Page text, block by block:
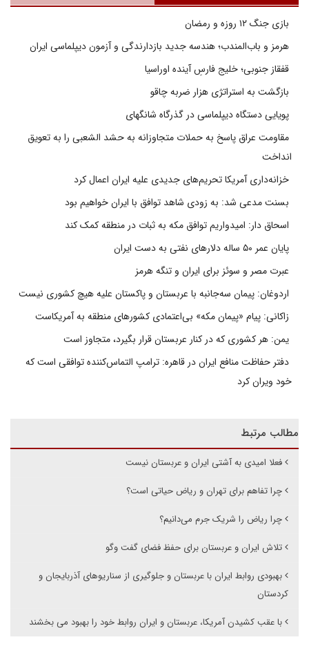
بازی جنگ ۱۲ روزه و رمضان
هرمز و باب‌المندب؛ هندسه جدید بازدارندگی و آزمون دیپلماسی ایران
قفقاز جنوبی؛ خلیج فارسِ آینده اوراسیا
بازگشت به استراتژی هزار ضربه چاقو
پویایی دستگاه دیپلماسی در گذرگاه شانگهای
مقاومت عراق پاسخ به حملات متجاوزانه به حشد الشعبی را به تعویق
انداخت
خزانه‌داری آمریکا تحریم‌های جدیدی علیه ایران اعمال کرد
بسنت مدعی شد: به زودی شاهد توافق با ایران خواهیم بود
اسحاق دار: امیدواریم توافق مکه به ثبات در منطقه کمک کند
پایان عمر ۵۰ ساله دلارهای نفتی به دست ایران
عبرت مصر و سوئز برای ایران و تنگه هرمز
اردوغان: پیمان سه‌جانبه با عربستان و پاکستان علیه هیچ کشوری نیست
زاکانی: پیام «پیمان مکه» بی‌اعتمادی کشورهای منطقه به آمریکاست
یمن: هر کشوری که در کنار عربستان قرار بگیرد، متجاوز است
دفتر حفاظت منافع ایران در قاهره: ترامپ التماس‌کننده توافقی است که
خود ویران کرد
مطالب مرتبط
فعلا امیدی به آشتی ایران و عربستان نیست
چرا تفاهم برای تهران و ریاض حیاتی است؟
چرا ریاض را شریک جرم می‌دانیم؟
تلاش ایران و عربستان برای حفظ فضای گفت وگو
بهبودی روابط ایران با عربستان و جلوگیری از سناریوهای آذربایجان و
کردستان
با عقب کشیدن آمریکا، عربستان و ایران روابط خود را بهبود می بخشند